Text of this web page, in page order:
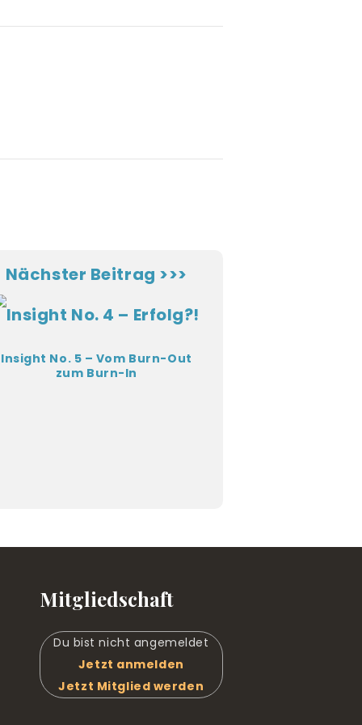
Nächster Beitrag >>>
Insight No. 5 – Vom Burn-Out
zum Burn-In
Mitgliedschaft
Du bist nicht angemeldet
Jetzt anmelden
Jetzt Mitglied werden